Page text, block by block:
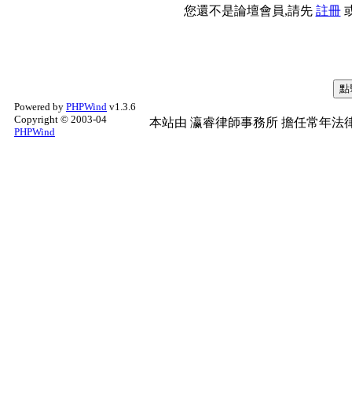
您還不是論壇會員,請先 註冊
Powered by PHPWind v1.3.6
Copyright © 2003-04
PHPWind
本站由 瀛睿律師事務所 擔任常年法